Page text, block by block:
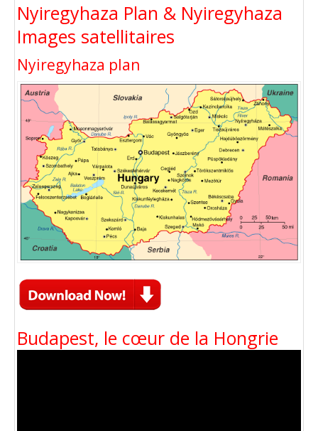
Nyiregyhaza Plan & Nyiregyhaza
Images satellitaires
Nyiregyhaza plan
Budapest, le cœur de la Hongrie